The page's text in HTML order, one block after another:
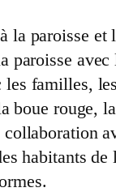
la paroisse
les familles,
rouge,
habitants